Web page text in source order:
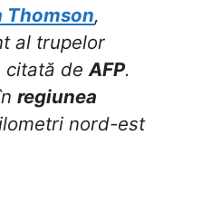
Thomson,
al trupelor
citată deAFP.
regiunea
nord-est